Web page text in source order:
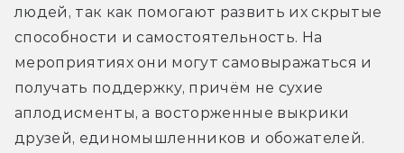
людей, так как помогают развить их скрытые
способности и самостоятельность. На
мероприятиях они могут самовыражаться и
получать поддержку, причём не сухие
аплодисменты, а восторженные выкрики
друзей, единомышленников и обожателей.